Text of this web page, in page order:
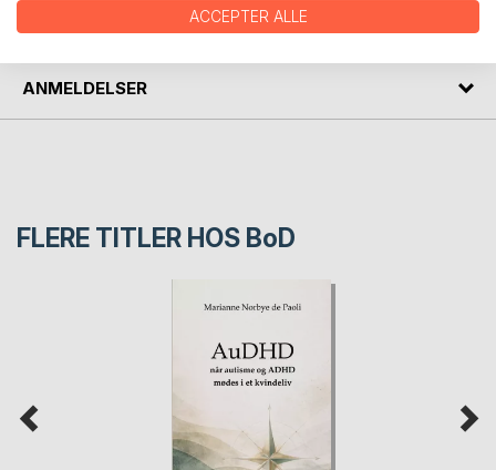
PRESSEN SKRIVER
ANMELDELSER
FLERE TITLER HOS BoD
ACCEPTER ALLE